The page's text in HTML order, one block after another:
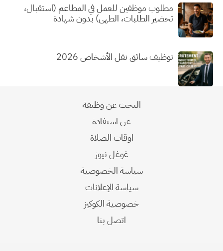
مطلوب موظفين للعمل في المطاعم (استقبال،
تحضير الطلبات، الطهي) بدون شهادة
توظيف سائق نقل الأشخاص 2026
البحث عن وظيفة
عن استفادة
اوقات الصلاة
غوغل نيوز
سياسة الخصوصية
سياسة الإعلانات
خصوصية الكوكيز
اتصل بنا